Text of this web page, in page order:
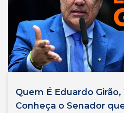
Quem É Eduardo
Conheça o Senador